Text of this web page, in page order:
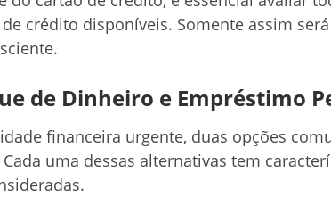
crédito disponíveis. Somente assim
de Dinheiro e Empréstimo
financeira urgente, duas opções
uma dessas alternativas tem